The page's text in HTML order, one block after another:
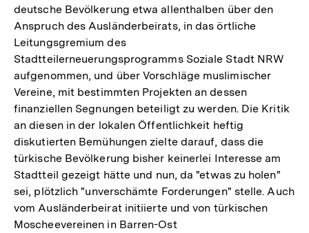
deutsche Bevölkerung etwa allenthalben über den
Anspruch des Ausländerbeirats, in das örtliche
Leitungsgremium des
Stadtteilerneuerungsprogramms Soziale Stadt NRW
aufgenommen, und über Vorschläge muslimischer
Vereine, mit bestimmten Projekten an dessen
finanziellen Segnungen beteiligt zu werden. Die Kritik
an diesen in der lokalen Öffentlichkeit heftig
diskutierten Bemühungen zielte darauf, dass die
türkische Bevölkerung bisher keinerlei Interesse am
Stadtteil gezeigt hätte und nun, da "etwas zu holen"
sei, plötzlich "unverschämte Forderungen" stelle. Auch
vom Ausländerbeirat initiierte und von türkischen
Moscheevereinen in Barren-Ost